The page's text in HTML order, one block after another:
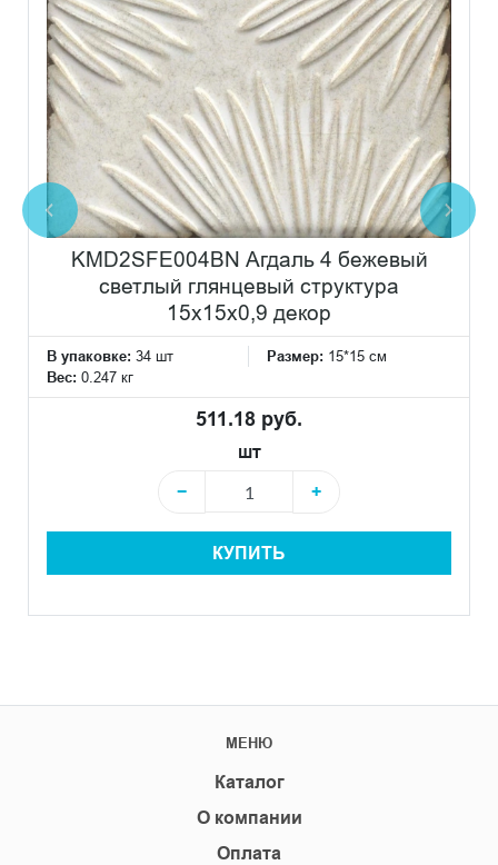
KMD2SFE004BN Агдаль 4 бежевый
светлый глянцевый структура
15x15x0,9 декор
В упаковке: 34 шт Размер: 15*15 см
Вес: 0.247 кг
511.18 руб.
шт
−
+
КУПИТЬ
МЕНЮ
Каталог
О компании
Оплата